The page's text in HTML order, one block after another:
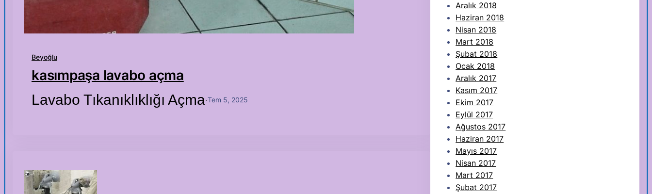
Beyoğlu
kasımpaşa lavabo açma
Lavabo Tıkanıklıklığı Açma·Tem 5, 2025
Aralık 2018
Haziran 2018
Nisan 2018
Mart 2018
Şubat 2018
Ocak 2018
Aralık 2017
Kasım 2017
Ekim 2017
Eylül 2017
Ağustos 2017
Haziran 2017
Mayıs 2017
Nisan 2017
Mart 2017
Şubat 2017